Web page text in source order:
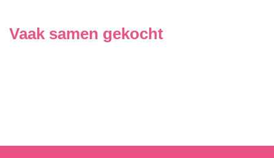
Vaak samen gekocht